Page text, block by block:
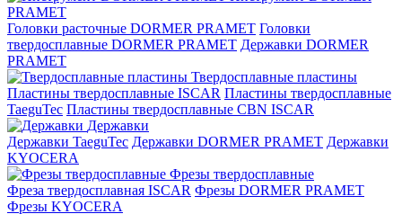
PRAMET
Головки расточные DORMER PRAMET Головки
твердосплавные DORMER PRAMET Державки DORMER
PRAMET
Твердосплавные пластины
Пластины твердосплавные ISCAR Пластины твердосплавные
TaeguTec Пластины твердосплавные CBN ISCAR
Державки
Державки TaeguTec Державки DORMER PRAMET Державки
KYOCERA
Фрезы твердосплавные
Фреза твердосплавная ISCAR Фрезы DORMER PRAMET
Фрезы KYOCERA